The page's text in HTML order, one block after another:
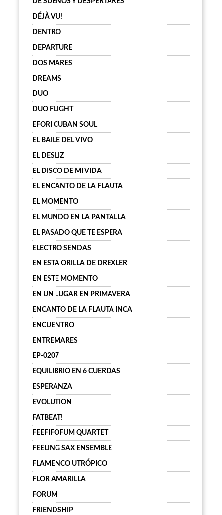
DE SUEÑOS Y DESPERTARES
DÉJÀ VU!
DENTRO
DEPARTURE
DOS MARES
DREAMS
DUO
DUO FLIGHT
EFORI CUBAN SOUL
EL BAILE DEL VIVO
EL DESLIZ
EL DISCO DE MI VIDA
EL ENCANTO DE LA FLAUTA
EL MOMENTO
EL MUNDO EN LA PANTALLA
EL PASADO QUE TE ESPERA
ELECTRO SENDAS
EN ESTA ORILLA DE DREXLER
EN ESTE MOMENTO
EN UN LUGAR EN PRIMAVERA
ENCANTO DE LA FLAUTA INCA
ENCUENTRO
ENTREMARES
EP-0207
EQUILIBRIO EN 6 CUERDAS
ESPERANZA
EVOLUTION
FATBEAT!
FEEFIFOFUM QUARTET
FEELING SAX ENSEMBLE
FLAMENCO UTRÓPICO
FLOR AMARILLA
FORUM
FRIENDSHIP